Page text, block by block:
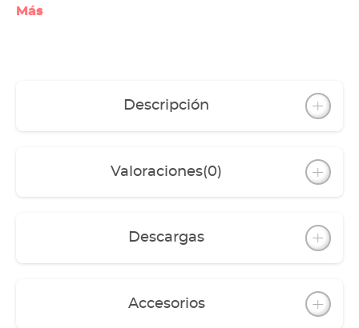
Incluye fuente de alimentación de seguridad y
como en roble o en gris hormigón “urban” con
mediante presión
accesorios
La parte posterior viene con aperturas para
El acuario con cubierta de iluminación y marco
El mueble también está dipsonible por
separado para todos los modelos proxima
Más
Descripción
Valoraciones(0)
Descargas
Accesorios